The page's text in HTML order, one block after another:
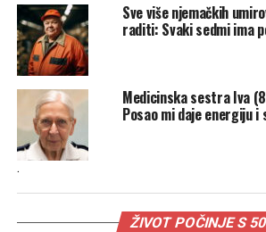
Sve više njemačkih
raditi: Svaki sedmi ima
Medicinska sestra Iva
Posao mi daje energiju i
.
ŽIVOT POČINJE S